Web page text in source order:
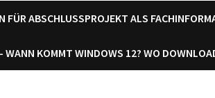
FÜR ABSCHLUSSPROJEKT ALS
WANN KOMMT WINDOWS 12? WO